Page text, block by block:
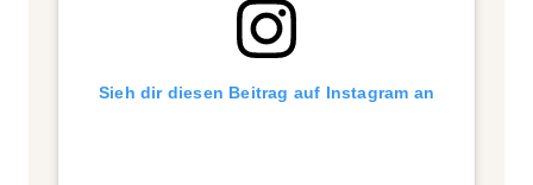
Sieh dir diesen Beitrag auf Instagram an